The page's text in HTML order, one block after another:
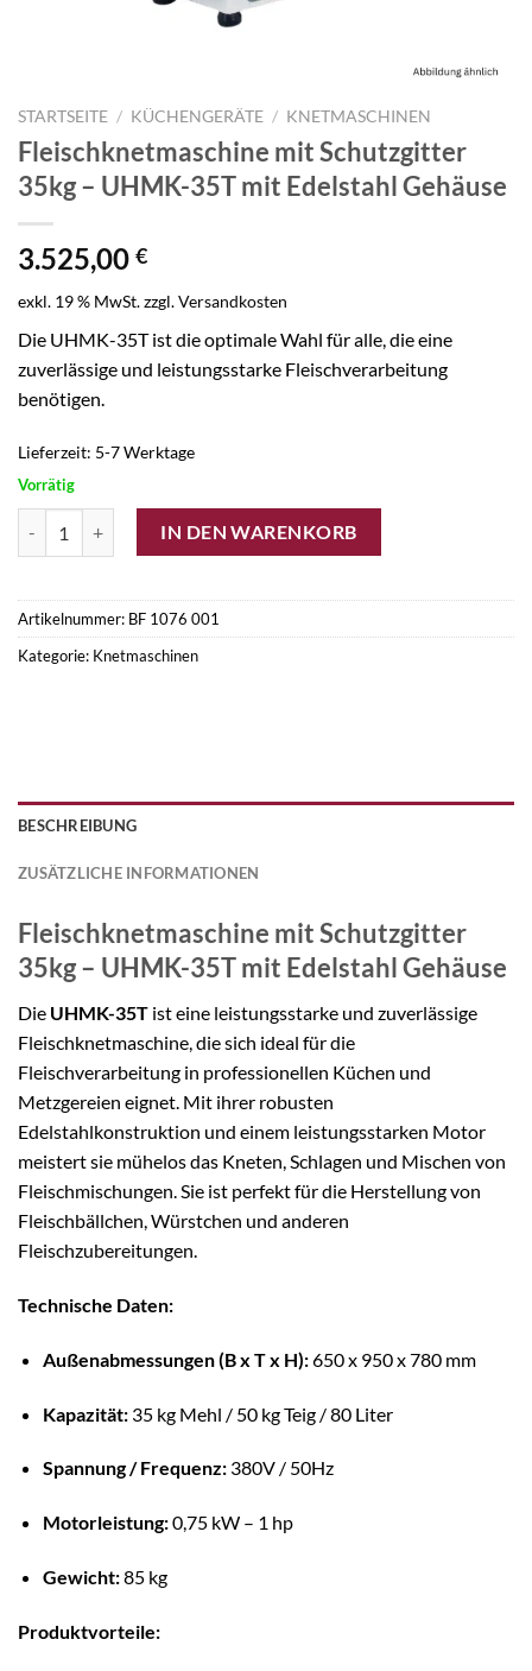
STARTSEITE / KÜCHENGERÄTE / KNETMASCHINEN
Fleischknetmaschine mit Schutzgitter
35kg – UHMK-35T mit Edelstahl Gehäuse
3.525,00 €
exkl. 19 % MwSt.zzgl.Versandkosten
Die UHMK-35T ist die optimale Wahl für alle, die eine
zuverlässige und leistungsstarke Fleischverarbeitung
benötigen.
Lieferzeit: 5-7 Werktage
Vorrätig
IN DEN WARENKORB
Artikelnummer: BF 1076 001
Kategorie: Knetmaschinen
BESCHREIBUNG
ZUSÄTZLICHE INFORMATIONEN
Fleischknetmaschine mit Schutzgitter
35kg – UHMK-35T mit Edelstahl Gehäuse
Die UHMK-35T ist eine leistungsstarke und zuverlässige
Fleischknetmaschine, die sich ideal für die
Fleischverarbeitung in professionellen Küchen und
Metzgereien eignet. Mit ihrer robusten
Edelstahlkonstruktion und einem leistungsstarken Motor
meistert sie mühelos das Kneten, Schlagen und Mischen von
Fleischmischungen. Sie ist perfekt für die Herstellung von
Fleischbällchen, Würstchen und anderen
Fleischzubereitungen.
Technische Daten:
Außenabmessungen (B x T x H):650 x 950 x 780 mm
Kapazität:35 kg Mehl / 50 kg Teig / 80 Liter
Spannung / Frequenz:380V / 50Hz
Motorleistung:0,75 kW – 1 hp
Gewicht:85 kg
Produktvorteile: